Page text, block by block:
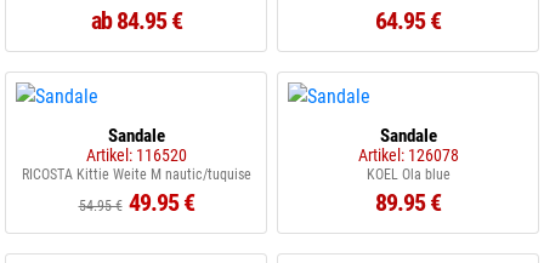
ab 84.95 € 64.95 €
Sandale
Artikel: 116520
RICOSTA Kittie Weite M nautic/tuquise
54.95 € 49.95 €
Sandale
Artikel: 126078
KOEL Ola blue
89.95 €